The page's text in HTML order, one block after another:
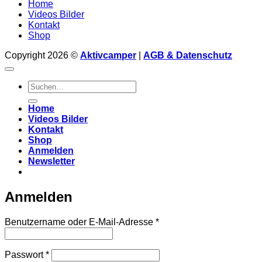
Home
Videos Bilder
Kontakt
Shop
Copyright 2026 © Aktivcamper AGB & Datenschutz
Suchen
nach:
Home
Videos Bilder
Kontakt
Shop
Anmelden
Newsletter
Anmelden
Benutzername oder E-Mail-Adresse *Erforderlich
Passwort*Erforderlich